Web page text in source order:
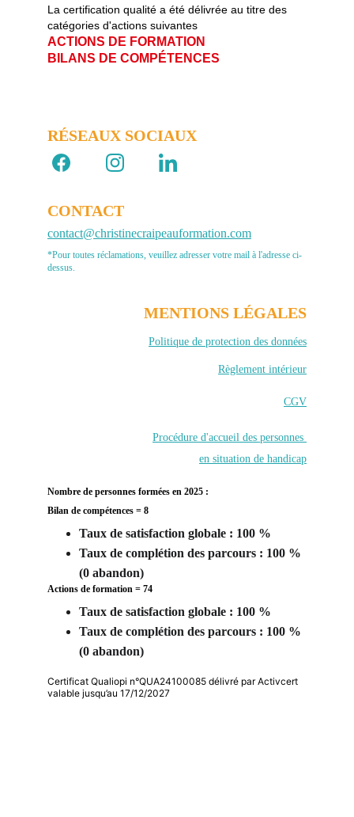
CONTACT
contact@christinecraipeauformation.com
RÉSEAUX SOCIAUX
Politique de protection des données
MENTIONS LÉGALES
Règlement intérieur
CGV
Procédure d'accueil des personnes
en situation de handicap
*Pour toutes réclamations, veuillez adresser votre mail à l'adresse ci-
dessus.
La certification qualité a été délivrée au titre des
catégories d'actions suivantes
ACTIONS DE FORMATION
BILANS DE COMPÉTENCES
Nombre de personnes formées en 2025 :
Bilan de compétences = 8
Taux de satisfaction globale : 100 %
Taux de complétion des parcours : 100 %
(0 abandon)
Actions de formation = 74
Taux de satisfaction globale : 100 %
Taux de complétion des parcours : 100 %
(0 abandon)
Certificat Qualiopi n°QUA24100085 délivré par Activcert
valable jusqu’au 17/12/2027